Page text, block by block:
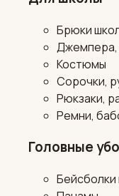
Брюки
Джемпера,
Костюмы
Сорочки,
Рюкзаки,
Ремни,
Головные
Бейсболки